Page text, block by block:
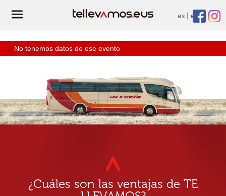
es eu
No tenemos datos de ese evento
¿Cuáles son las ventajas de TE